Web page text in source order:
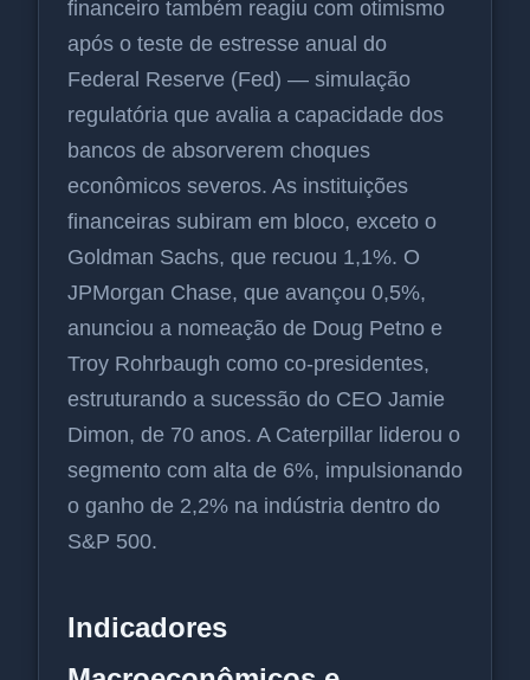
financeiro também reagiu com otimismo
após o teste de estresse anual do
Federal Reserve (Fed) — simulação
regulatória que avalia a capacidade dos
bancos de absorverem choques
econômicos severos. As instituições
financeiras subiram em bloco, exceto o
Goldman Sachs, que recuou 1,1%. O
JPMorgan Chase, que avançou 0,5%,
anunciou a nomeação de Doug Petno e
Troy Rohrbaugh como co-presidentes,
estruturando a sucessão do CEO Jamie
Dimon, de 70 anos. A Caterpillar liderou o
segmento com alta de 6%, impulsionando
o ganho de 2,2% na indústria dentro do
S&P 500.
Indicadores